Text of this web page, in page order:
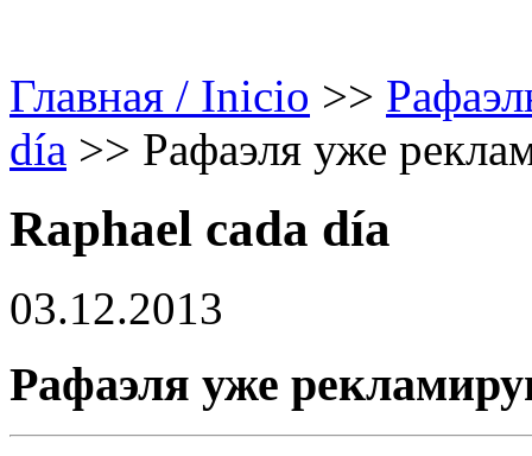
Главная / Inicio >>
día >> Рафаэля уже
Raphael cada día
03.12.2013
Рафаэля уже